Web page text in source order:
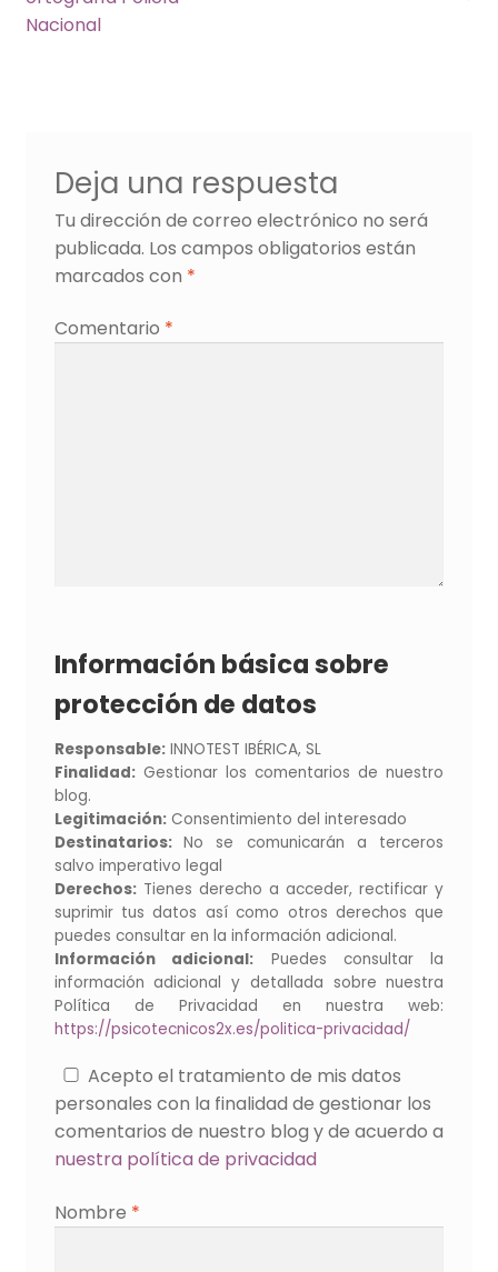
entradas
Nacional
Deja una respuesta
Tu dirección de correo electrónico no será
publicada. Los campos obligatorios están
marcados con *
Comentario *
Información básica sobre
protección de datos
Responsable:INNOTEST IBÉRICA, SL
Finalidad:Gestionar los comentarios de nuestro
blog.
Legitimación:Consentimiento del interesado
Destinatarios: No se comunicarán a terceros
salvo imperativo legal
Derechos:Tienes derecho a acceder, rectificar y
suprimir tus datos así como otros derechos que
puedes consultar en la información adicional.
Información adicional: Puedes consultar la
información adicional y detallada sobre nuestra
Política de Privacidad en nuestra web:
https://psicotecnicos2x.es/politica-privacidad/
Acepto el tratamiento de mis datos
personales con la finalidad de gestionar los
comentarios de nuestro blog y de acuerdo a
nuestra política de privacidad
Nombre *